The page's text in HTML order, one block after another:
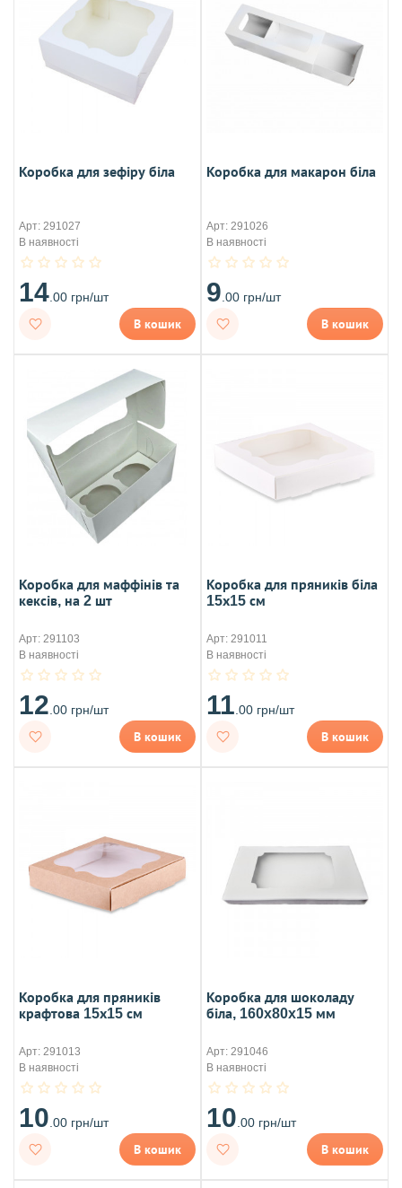
Коробка для зефіру біла
Арт: 291027
В наявності
14 .00 грн/шт
В кошик
Коробка для макарон біла
Арт: 291026
В наявності
9 .00 грн/шт
В кошик
Коробка для маффінів та
кексів, на 2 шт
Арт: 291103
В наявності
12 .00 грн/шт
В кошик
Коробка для пряників біла
15х15 см
Арт: 291011
В наявності
11 .00 грн/шт
В кошик
Коробка для пряників
крафтова 15х15 см
Арт: 291013
В наявності
10 .00 грн/шт
В кошик
Коробка для шоколаду
біла, 160x80x15 мм
Арт: 291046
В наявності
10 .00 грн/шт
В кошик